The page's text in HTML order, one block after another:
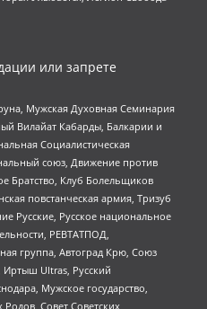
или запрете
Мужская Духовная Семинария
Вилайат Кабарды, Балкарии и
Социалистическая
союз, Движение против
Братство, Клуб Болельщиков
повстанческая армия, Тризуб
Русские, Русское национальное
РЕВТАТПОД,
группа, Автоград Крю, Союз
Иртыш Ultras, Русский
Мужское государство,
Совет Советских